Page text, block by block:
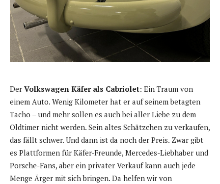
Der Volkswagen Käfer als Cabriolet: Ein Traum von
einem Auto. Wenig Kilometer hat er auf seinem betagten
Tacho – und mehr sollen es auch bei aller Liebe zu dem
Oldtimer nicht werden. Sein altes Schätzchen zu verkaufen,
das fällt schwer. Und dann ist da noch der Preis. Zwar gibt
es Plattformen für Käfer-Freunde, Mercedes-Liebhaber und
Porsche-Fans, aber ein privater Verkauf kann auch jede
Menge Ärger mit sich bringen. Da helfen wir von